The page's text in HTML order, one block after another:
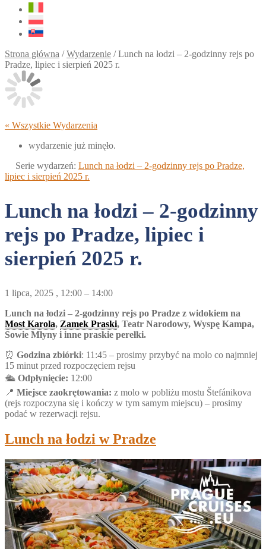
Strona główna /Wydarzenie /Lunch na łodzi – 2-godzinny rejs po
Pradze, lipiec i sierpień 2025 r.
« Wszystkie Wydarzenia
wydarzenie już minęło.
Serie wydarzeń: Lunch na łodzi – 2-godzinny rejs po Pradze,
lipiec i sierpień 2025 r.
Lunch na łodzi – 2-godzinny
rejs po Pradze, lipiec i
sierpień 2025 r.
1 lipca, 2025 , 12:00 – 14:00
Lunch na łodzi – 2-godzinny rejs po Pradze z widokiem na
Most Karola, Zamek Praski, Teatr Narodowy, Wyspę Kampa,
Sowie Młyny i inne praskie perełki.
⏰ Godzina zbiórki: 11:45 – prosimy przybyć na molo co najmniej
15 minut przed rozpoczęciem rejsu
🛳️ Odpłynięcie: 12:00
📍 Miejsce zaokrętowania: z molo w pobliżu mostu Štefánikova
(rejs rozpoczyna się i kończy w tym samym miejscu) – prosimy
podać w rezerwacji rejsu.
Lunch na łodzi w Pradze